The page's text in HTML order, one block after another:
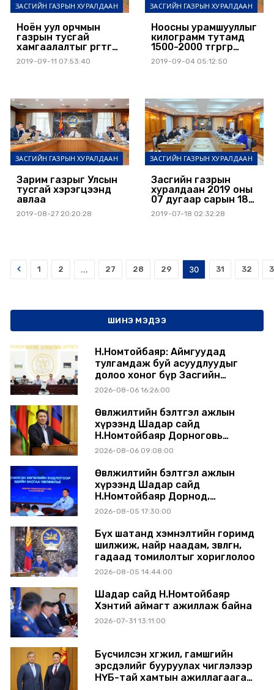
ЗАСГИЙН ГАЗРЫН ХУРАЛДААН
Ноён уул орчмын
газрын тусгай
хамгаалалтыг өргөтгөж,
дархан цаазтай
болгоно
2019-09-11 07:53:40
ЗАСГИЙН ГАЗРЫН ХУРАЛДААН
Ноосны урамшууллыг
килограмм тутамд
1500-2000 төгрөгөөр
тооцно
2019-09-04 05:12:50
ЗАСГИЙН ГАЗРЫН ХУРАЛДААН
Зарим газрыг Улсын
тусгай хэрэгцээнд
авлаа
2019-08-27 20:20:28
ЗАСГИЙН ГАЗРЫН ХУРАЛДААН
Засгийн газрын
хуралдаан 2019 оны
07 дугаар сарын 18-
ны өдөр болж дараах
асуудлуудыг
2019-07-18 02:32:28
Prev 1 2 ... 27 28 29 30 31 32
ШИНЭ МЭДЭЭ
Н.Номтойбаяр: Аймгуудад
тулгамдаж буй асуудлуудыг
долоо хоног бүр Засгийн
газрын хуралдаанд
2026-08-06 16:26:00
Өвөлжилтийн бэлтгэл ажлын
хүрээнд Шадар сайд
Н.Номтойбаяр Дорноговь
аймагт ажиллав
2026-08-06 09:08:00
Өвөлжилтийн бэлтгэл ажлын
хүрээнд Шадар сайд
Н.Номтойбаяр Дорнод,
Сүхбаатар аймагт ажиллав
2026-08-05 17:30:00
Бүх шатанд хэмнэлтийн горимд
шилжиж, найр наадам, зөвлөгөөн,
гадаад томилолтыг хориглолоо
2026-08-05 14:44:00
Шадар сайд Н.Номтойбаяр
Хэнтий аймагт ажиллаж байна
2026-07-31 13:11:00
Бүсчилсэн хөгжил, гамшгийн
эрсдэлийг бууруулах чиглэлээр
НҮБ-тай хамтын ажиллагаагаа